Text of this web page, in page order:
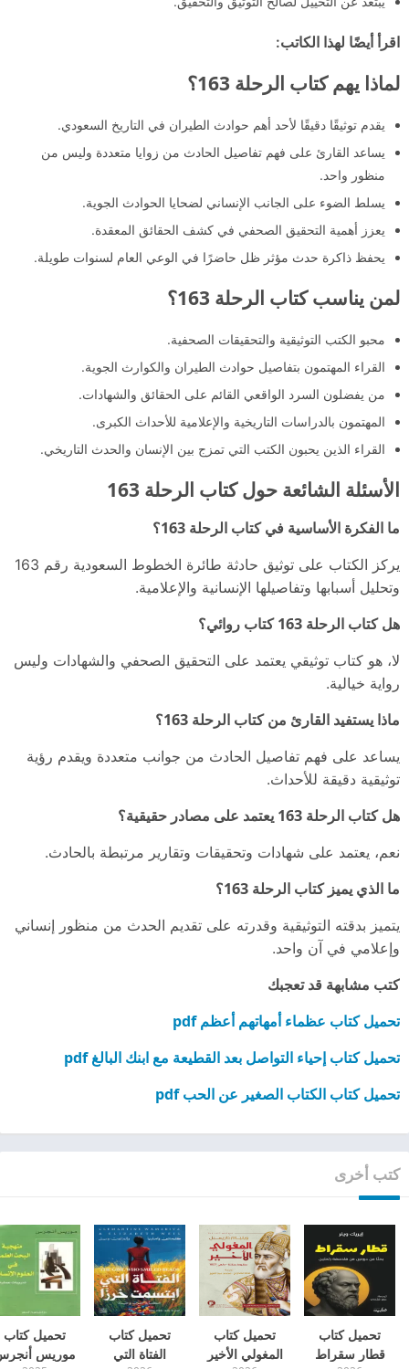
اقرأ أيضًا لهذا الكاتب:
لماذا يهم كتاب الرحلة 163؟
يقدم توثيقًا دقيقًا لأحد أهم حوادث الطيران في التاريخ السعودي.
يساعد القارئ على فهم تفاصيل الحادث من زوايا متعددة وليس من
منظور واحد.
يسلط الضوء على الجانب الإنساني لضحايا الحوادث الجوية.
يعزز أهمية التحقيق الصحفي في كشف الحقائق المعقدة.
يحفظ ذاكرة حدث مؤثر ظل حاضرًا في الوعي العام لسنوات طويلة.
لمن يناسب كتاب الرحلة 163؟
محبو الكتب التوثيقية والتحقيقات الصحفية.
القراء المهتمون بتفاصيل حوادث الطيران والكوارث الجوية.
من يفضلون السرد الواقعي القائم على الحقائق والشهادات.
المهتمون بالدراسات التاريخية والإعلامية للأحداث الكبرى.
القراء الذين يحبون الكتب التي تمزج بين الإنسان والحدث التاريخي.
الأسئلة الشائعة حول كتاب الرحلة 163
ما الفكرة الأساسية في كتاب الرحلة 163؟
يركز الكتاب على توثيق حادثة طائرة الخطوط السعودية رقم 163
وتحليل أسبابها وتفاصيلها الإنسانية والإعلامية.
هل كتاب الرحلة 163 كتاب روائي؟
لا، هو كتاب توثيقي يعتمد على التحقيق الصحفي والشهادات وليس
رواية خيالية.
ماذا يستفيد القارئ من كتاب الرحلة 163؟
يساعد على فهم تفاصيل الحادث من جوانب متعددة ويقدم رؤية
توثيقية دقيقة للأحداث.
هل كتاب الرحلة 163 يعتمد على مصادر حقيقية؟
نعم، يعتمد على شهادات وتحقيقات وتقارير مرتبطة بالحادث.
ما الذي يميز كتاب الرحلة 163؟
يتميز بدقته التوثيقية وقدرته على تقديم الحدث من منظور إنساني
وإعلامي في آن واحد.
كتب مشابهة قد تعجبك
تحميل كتاب عظماء أمهاتهم أعظم pdf
تحميل كتاب إحياء التواصل بعد القطيعة مع ابنك البالغ pdf
تحميل كتاب الكتاب الصغير عن الحب pdf
كتب أخرى
تحميل كتاب
قطار سقراط
تحميل كتاب
المغولي الأخير
تحميل كتاب
الفتاة التي
تحميل كتاب
موريس